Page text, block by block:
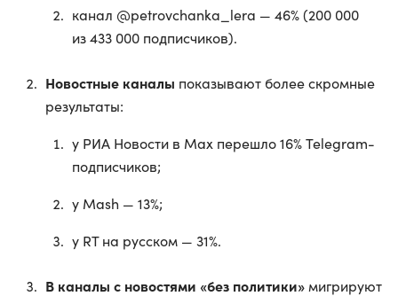
канал @petrovchanka_lera — 46% (200 000
из 433 000 подписчиков).
Новостные каналы показывают более скромные
результаты:
у РИА Новости в Max перешло 16% Telegram-
подписчиков;
у Mash — 13%;
у RT на русском — 31%.
В каналы с новостями «без политики» мигрируют